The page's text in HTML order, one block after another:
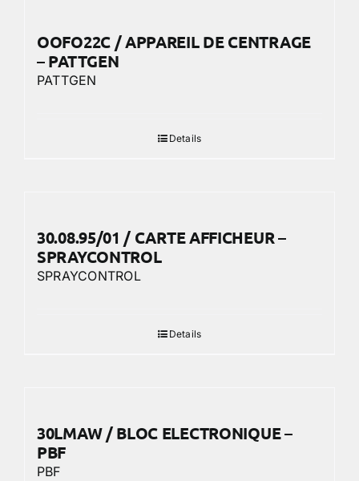
OOFO22C / APPAREIL DE CENTRAGE
– PATTGEN
PATTGEN
Details
30.08.95/01 / CARTE AFFICHEUR –
SPRAYCONTROL
SPRAYCONTROL
Details
30LMAW / BLOC ELECTRONIQUE –
PBF
PBF